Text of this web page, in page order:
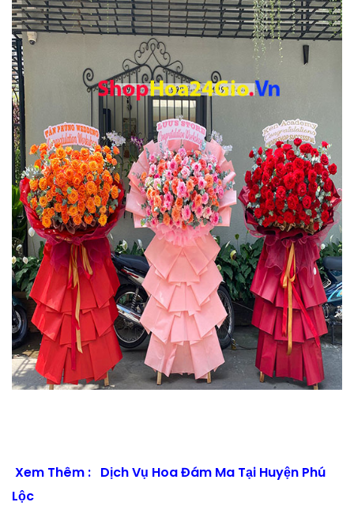
Xem Thêm : Dịch Vụ Hoa Đám Ma Tại Huyện Phú
Lộc